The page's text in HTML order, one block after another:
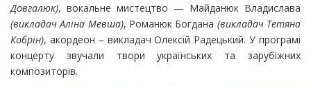
Довгалюк), вокальне мистецтво — Майданюк Владислава
(викладач Аліна Мевша), Романюк Богдана (викладач Тетяна
Кобрін), акордеон – викладач Олексій Радецький. У програмі
концерту звучали твори українських та зарубіжних
композиторів.